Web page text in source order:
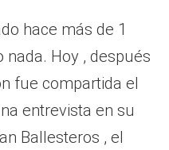
hace más de 1
nada. Hoy , después
fue compartida el
entrevista en su
Ballesteros , el